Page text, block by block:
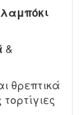
&
θρεπτικά